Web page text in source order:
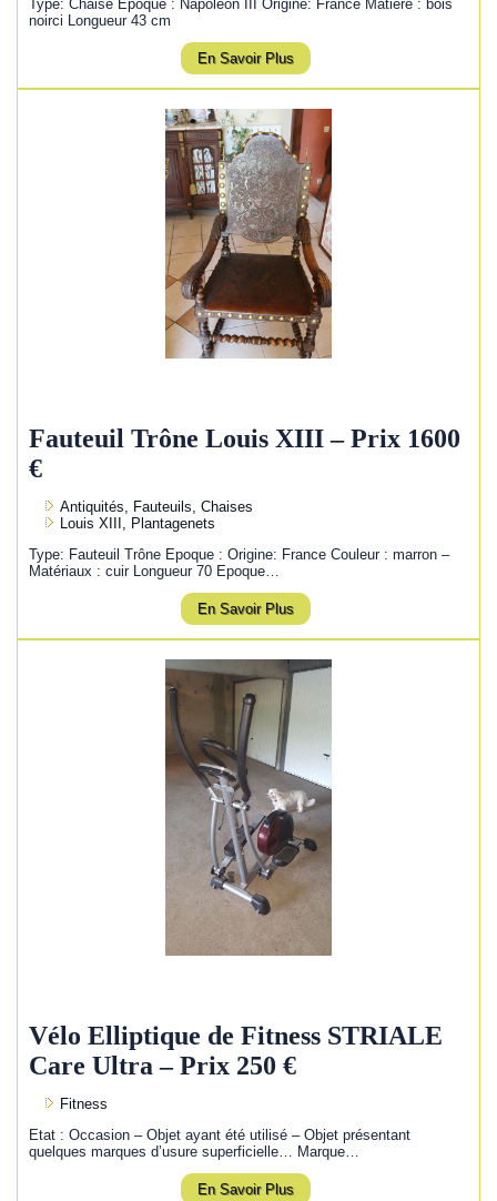
Type: Chaise Epoque : Napoléon III Origine: France Matière : bois
noirci Longueur 43 cm
En Savoir Plus
Fauteuil Trône Louis XIII – Prix 1600
€
Antiquités, Fauteuils, Chaises
Louis XIII, Plantagenets
Type: Fauteuil Trône Epoque : Origine: France Couleur : marron –
Matériaux : cuir Longueur 70 Epoque…
En Savoir Plus
Vélo Elliptique de Fitness STRIALE
Care Ultra – Prix 250 €
Fitness
Etat : Occasion – Objet ayant été utilisé – Objet présentant
quelques marques d’usure superficielle… Marque…
En Savoir Plus